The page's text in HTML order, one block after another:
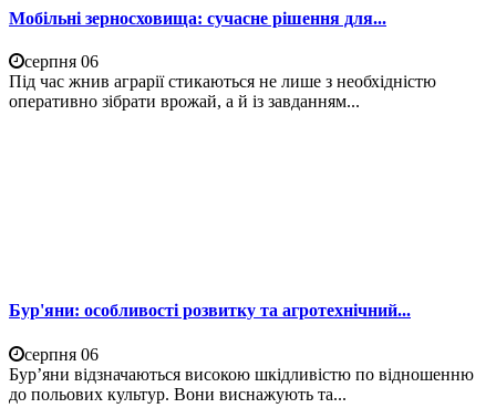
Мобільні зерносховища: сучасне рішення для...
серпня 06
Під час жнив аграрії стикаються не лише з необхідністю
оперативно зібрати врожай, а й із завданням...
Бур'яни: особливості розвитку та агротехнічний...
серпня 06
Бур’яни відзначаються високою шкідливістю по відношенню
до польових культур. Вони виснажують та...